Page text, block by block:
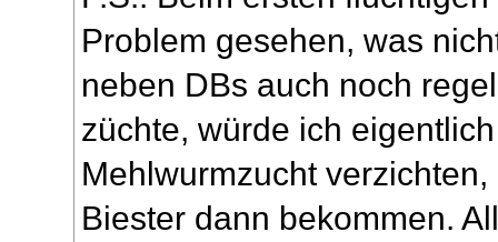
Problem gesehen, was
neben DBs auch noch
züchte, würde ich
Mehlwurmzucht
Biester dann bekommen.